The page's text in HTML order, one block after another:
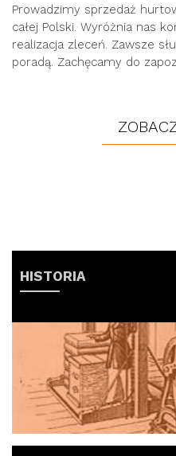
Prowadzimy sprzedaż
całej Polski. Wyróżnia nas
realizacja zleceń. Zawsze
poradą. Zachęcamy do
HISTORIA